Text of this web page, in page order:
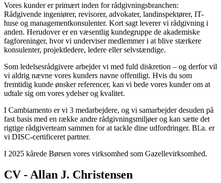
Vores kunder er primært inden for rådgivningsbranchen:
Rådgivende ingeniører, revisorer, advokater, landinspektører, IT-
huse og managementkonsulenter. Kort sagt leverer vi rådgivning i
anden. Herudover er en væsentlig kundegruppe de akademiske
fagforeninger, hvor vi underviser medlemmer i at blive stærkere
konsulenter, projektledere, ledere eller selvstændige.
Som ledelsesrådgivere arbejder vi med fuld diskretion – og derfor vil
vi aldrig nævne vores kunders navne offentligt. Hvis du som
fremtidig kunde ønsker referencer, kan vi bede vores kunder om at
udtale sig om vores ydelser og kvalitet.
I Cambiamento er vi 3 medarbejdere, og vi samarbejder desuden på
fast basis med en række andre rådgivningsmiljøer og kan sætte det
rigtige rådgiverteam sammen for at tackle dine udfordringer. Bl.a. er
vi DISC-certificeret partner.
I 2025 kårede Børsen vores virksomhed som Gazellevirksomhed.
CV - Allan J. Christensen